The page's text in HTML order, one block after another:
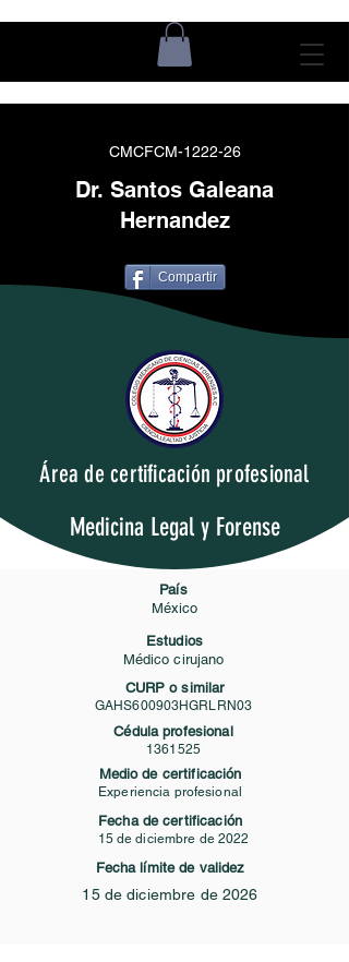
CMCFCM-1222-26
Dr. Santos Galeana
Hernandez
Compartir
Área de certificación profesional
Medicina Legal y Forense
País
México
Estudios
Médico cirujano
CURP o similar
GAHS600903HGRLRN03
Cédula profesional
1361525
Medio de certificación
Experiencia profesional
Fecha de certificación
15 de diciembre de 2022
Fecha límite de validez
15 de diciembre de 2026